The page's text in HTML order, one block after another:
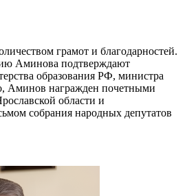
грамот и благодарностей.
Аминова подтверждают
образования РФ, министра
Аминов награжден почетными
области и
собрания народных депутатов